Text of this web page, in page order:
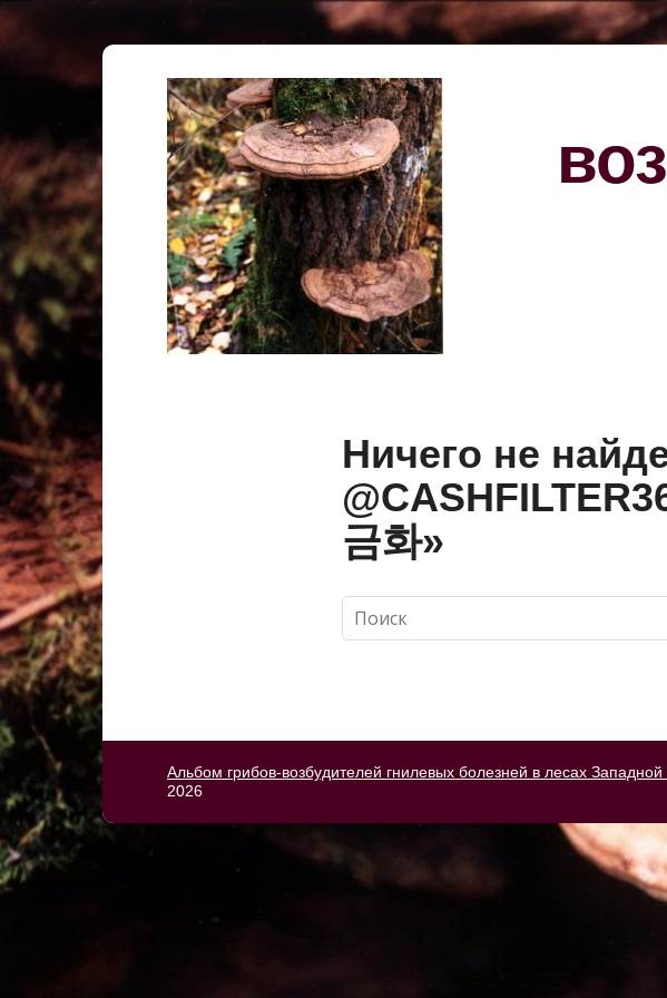
Ничего не
금화»
Альбом грибов-возбудителей гнилевых болезней в лесах
2026